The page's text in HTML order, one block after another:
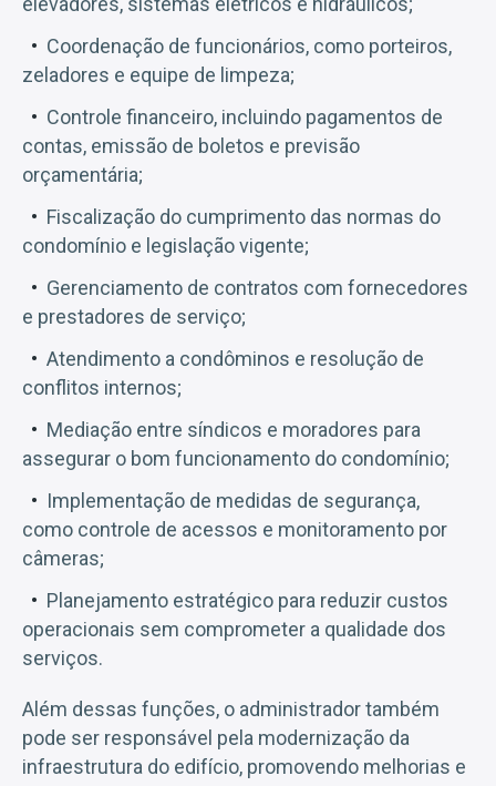
Coordenação de funcionários, como porteiros,
zeladores e equipe de limpeza;
Controle financeiro, incluindo pagamentos de
contas, emissão de boletos e previsão
orçamentária;
Fiscalização do cumprimento das normas do
condomínio e legislação vigente;
Gerenciamento de contratos com fornecedores
e prestadores de serviço;
Atendimento a condôminos e resolução de
conflitos internos;
Mediação entre síndicos e moradores para
assegurar o bom funcionamento do condomínio;
Implementação de medidas de segurança,
como controle de acessos e monitoramento por
câmeras;
Planejamento estratégico para reduzir custos
operacionais sem comprometer a qualidade dos
serviços.
Além dessas funções, o administrador também
pode ser responsável pela modernização da
infraestrutura do edifício, promovendo melhorias e